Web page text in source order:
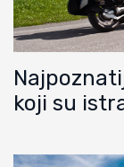
koji su